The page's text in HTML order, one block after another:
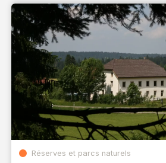
Réserves et parcs naturels